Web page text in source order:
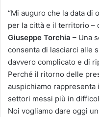
“Mi auguro che la data di
per la città e il territorio –
Giuseppe Torchia – Una
consenta di lasciarci alle
davvero complicato e di
Perché il ritorno delle
auspichiamo
settori messi più in
Noi vogliamo dare oggi